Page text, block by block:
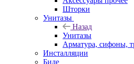
Шторки
Унитазы
Назад
Унитазы
Арматура, сифоны,
Инсталляции
Биде